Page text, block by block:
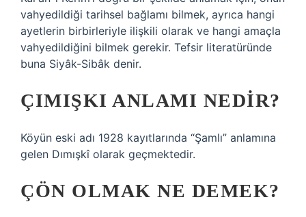
vahyedildiği tarihsel bağlamı bilmek, ayrıca hangi
ayetlerin birbirleriyle ilişkili olarak ve hangi amaçla
vahyedildiğini bilmek gerekir. Tefsir literatüründe
buna Siyâk-Sibâk denir.
ÇIMIŞKI ANLAMI NEDIR?
Köyün eski adı 1928 kayıtlarında “Şamlı” anlamına
gelen Dımışkî olarak geçmektedir.
ÇÖN OLMAK NE DEMEK?